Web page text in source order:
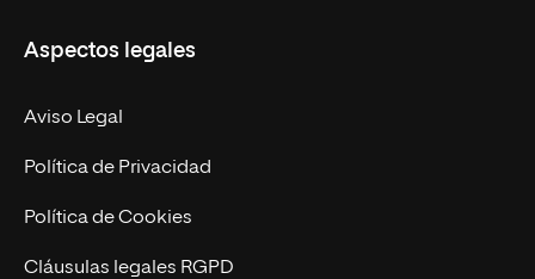
Doctorados
Experto Universitario
Postgrados
Cursos Universitarios
Facultades
Nuestro Equipo
Trabaja en UNIR
Actualidad
UNIR Revista
Aspectos legales
Aviso Legal
Política de Privacidad
Política de Cookies
Cláusulas legales RGPD